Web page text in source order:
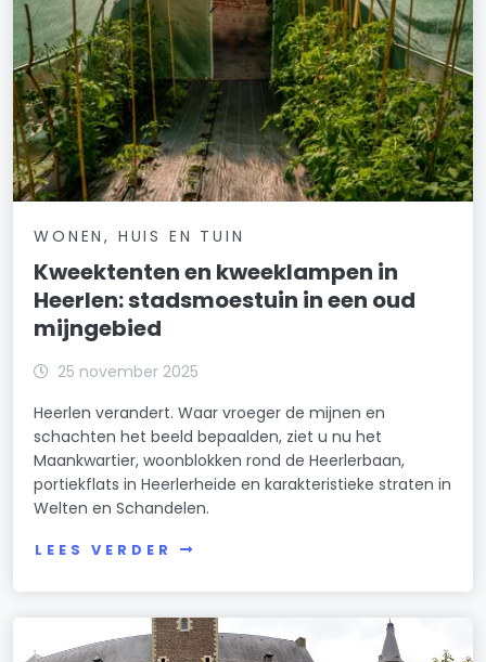
WONEN, HUIS EN TUIN
Kweektenten en kweeklampen in
Heerlen: stadsmoestuin in een oud
mijngebied
25 november 2025
Heerlen verandert. Waar vroeger de mijnen en
schachten het beeld bepaalden, ziet u nu het
Maankwartier, woonblokken rond de Heerlerbaan,
portiekflats in Heerlerheide en karakteristieke straten in
Welten en Schandelen.
LEES VERDER